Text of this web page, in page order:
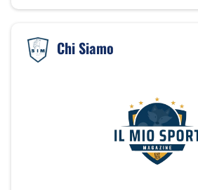
Chi Siamo